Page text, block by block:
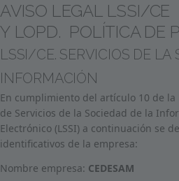
AVISO LEGAL LSSI/CE
Y LOPD. POLÍTICA DE
LSSI/CE. SERVICIOS DE LA
INFORMACIÓN
En cumplimiento del artículo 10 de la
de Servicios de la Sociedad de la
Electrónico (LSSI) a continuación se
identificativos de la empresa:
Nombre empresa: CEDESAM